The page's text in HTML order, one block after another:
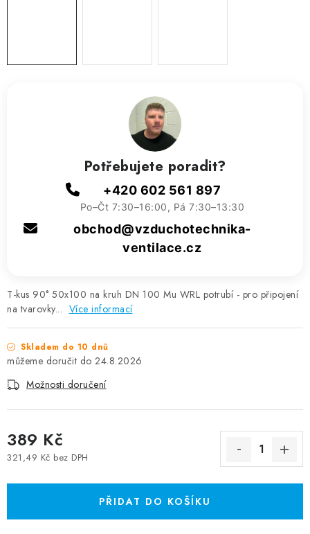
T-kus 90° 50x100 na kruh DN 100 Mu WRL potrubí - pro připojení
na tvarovky... Více informací
Skladem do 10 dnů
24.8.2026
Možnosti doručení
389 Kč
321,49 Kč bez DPH
PŘIDAT DO KOŠÍKU
Potřebujete poradit?
+420 602 561 897
Po–Čt 7:30–16:00, Pá 7:30–13:30
obchod@vzduchotechnika-
ventilace.cz